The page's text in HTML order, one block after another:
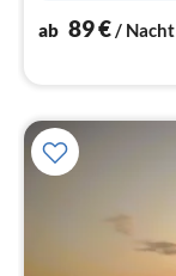
ab 89€/ Nacht